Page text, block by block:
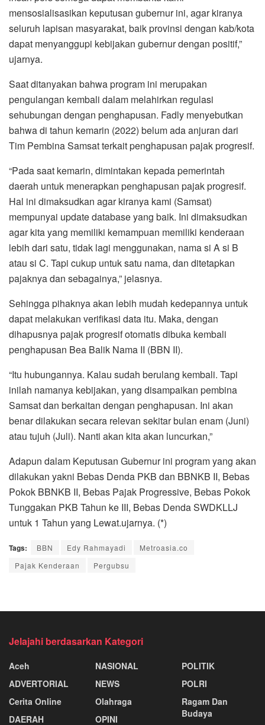
mensosialisasikan keputusan gubernur ini, agar kiranya
seluruh lapisan masyarakat, baik provinsi dengan kab/kota
dapat menyanggupi kebijakan gubernur dengan positif,”
ujarnya.
Saat ditanyakan bahwa program ini merupakan
pengulangan kembali dalam melahirkan regulasi
sehubungan dengan penghapusan. Fadly menyebutkan
bahwa di tahun kemarin (2022) belum ada anjuran dari
Tim Pembina Samsat terkait penghapusan pajak progresif.
“Pada saat kemarin, dimintakan kepada pemerintah
daerah untuk menerapkan penghapusan pajak progresif.
Hal ini dimaksudkan agar kiranya kami (Samsat)
mempunyai update database yang baik. Ini dimaksudkan
agar kita yang memiliki kemampuan memiliki kenderaan
lebih dari satu, tidak lagi menggunakan, nama si A si B
atau si C. Tapi cukup untuk satu nama, dan ditetapkan
pajaknya dan sebagainya,” jelasnya.
Sehingga pihaknya akan lebih mudah kedepannya untuk
dapat melakukan verifikasi data itu. Maka, dengan
dihapusnya pajak progresif otomatis dibuka kembali
penghapusan Bea Balik Nama II (BBN II).
“Itu hubungannya. Kalau sudah berulang kembali. Tapi
inilah namanya kebijakan, yang disampaikan pembina
Samsat dan berkaitan dengan penghapusan. Ini akan
benar dilakukan secara relevan sekitar bulan enam (Juni)
atau tujuh (Juli). Nanti akan kita akan luncurkan,”
Adapun dalam Keputusan Gubernur ini program yang akan
dilakukan yakni Bebas Denda PKB dan BBNKB II, Bebas
Pokok BBNKB II, Bebas Pajak Progressive, Bebas Pokok
Tunggakan PKB Tahun ke III, Bebas Denda SWDKLLJ
untuk 1 Tahun yang Lewat.ujarnya. (*)
Tags: BBN Edy Rahmayadi
Metroasia.co
Pajak Kenderaan
Pergubsu
Jelajahi berdasarkan Kategori
Aceh
ADVERTORIAL
Cerita Online
DAERAH
NASIONAL
NEWS
Olahraga
OPINI
POLITIK
POLRI
Ragam Dan
Budaya